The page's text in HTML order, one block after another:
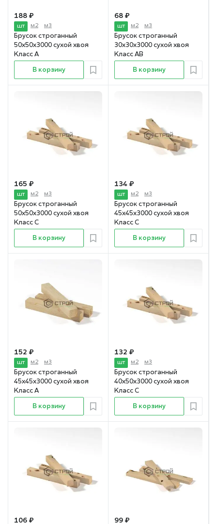
188 ₽
шт м2 м3
Брусок строганный
50х50х3000 сухой хвоя
Класс А
В корзину
68 ₽
шт м2 м3
Брусок строганный
30х30х3000 сухой хвоя
Класс АВ
В корзину
165 ₽
шт м2 м3
Брусок строганный
50х50х3000 сухой хвоя
Класс С
В корзину
134 ₽
шт м2 м3
Брусок строганный
45х45х3000 сухой хвоя
Класс С
В корзину
152 ₽
шт м2 м3
Брусок строганный
45х45х3000 сухой хвоя
Класс А
В корзину
132 ₽
шт м2 м3
Брусок строганный
40х50х3000 сухой хвоя
Класс С
В корзину
106 ₽ 99 ₽